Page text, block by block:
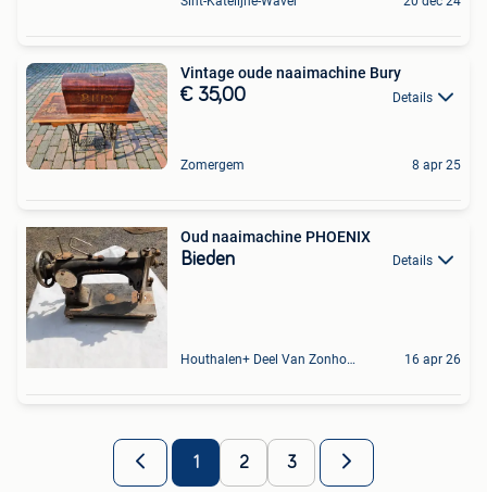
Vintage oude naaimachine Bury
€ 35,00 Details
Zomergem 8 apr 25
Oud naaimachine PHOENIX
Bieden Details
Houthalen+ Deel Van Zonhoven En Zolder 16 apr 26
1 2 3